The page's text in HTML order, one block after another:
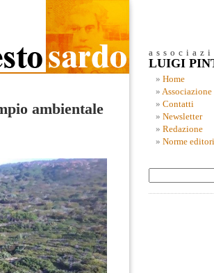
ambientale
LUIGI
Home
Associazione
Contatti
Newsletter
Redazione
Norme